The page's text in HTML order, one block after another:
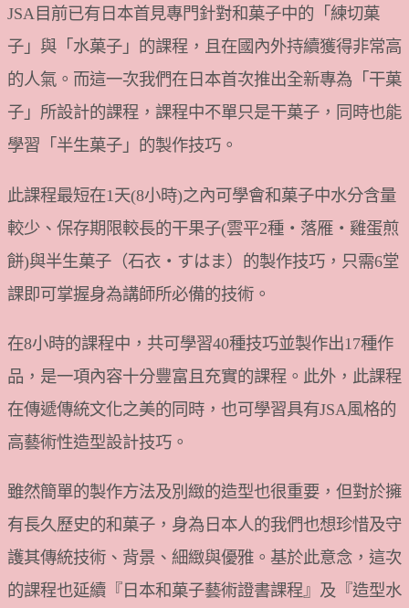
JSA目前已有日本首見專門針對和菓子中的「練切菓
子」與「水菓子」的課程，且在國內外持續獲得非常高
的人氣。而這一次我們在日本首次推出全新專為「干菓
子」所設計的課程，課程中不單只是干菓子，同時也能
學習「半生菓子」的製作技巧。
此課程最短在1天(8小時)之內可學會和菓子中水分含量
較少、保存期限較長的干果子(雲平2種・落雁・雞蛋煎
餅)與半生菓子（石衣・すはま）的製作技巧，只需6堂
課即可掌握身為講師所必備的技術。
在8小時的課程中，共可學習40種技巧並製作出17種作
品，是一項內容十分豐富且充實的課程。此外，此課程
在傳遞傳統文化之美的同時，也可學習具有JSA風格的
高藝術性造型設計技巧。
雖然簡單的製作方法及別緻的造型也很重要，但對於擁
有長久歷史的和菓子，身為日本人的我們也想珍惜及守
護其傳統技術、背景、細緻與優雅。基於此意念，這次
的課程也延續『日本和菓子藝術證書課程』及『造型水